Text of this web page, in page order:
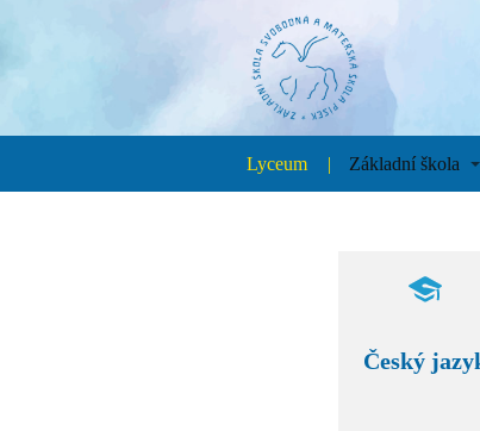
Lyceum Základní škola
Český